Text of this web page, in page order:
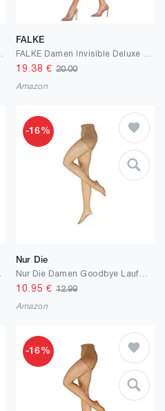
FALKE
19.38 € 20.00
Amazon
-16%
Nur Die
10.95 € 12.99
Amazon
-16%